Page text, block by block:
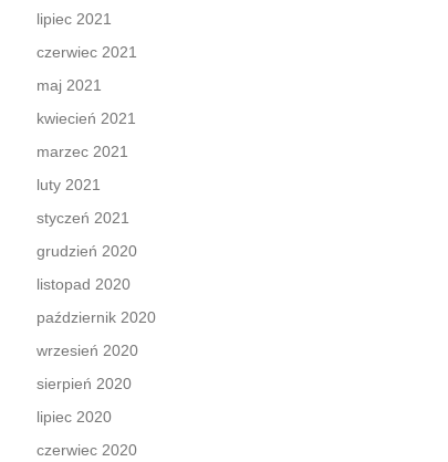
lipiec 2021
czerwiec 2021
maj 2021
kwiecień 2021
marzec 2021
luty 2021
styczeń 2021
grudzień 2020
listopad 2020
październik 2020
wrzesień 2020
sierpień 2020
lipiec 2020
czerwiec 2020